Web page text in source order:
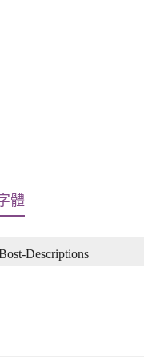
體
Descriptions